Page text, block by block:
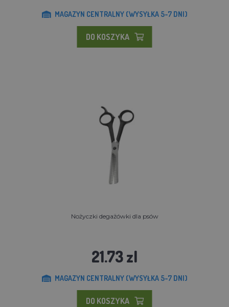
MAGAZYN CENTRALNY (WYSYŁKA 5-7 DNI)
DO KOSZYKA
Nożyczki degażówki dla psów
21.73 zl
MAGAZYN CENTRALNY (WYSYŁKA 5-7 DNI)
DO KOSZYKA